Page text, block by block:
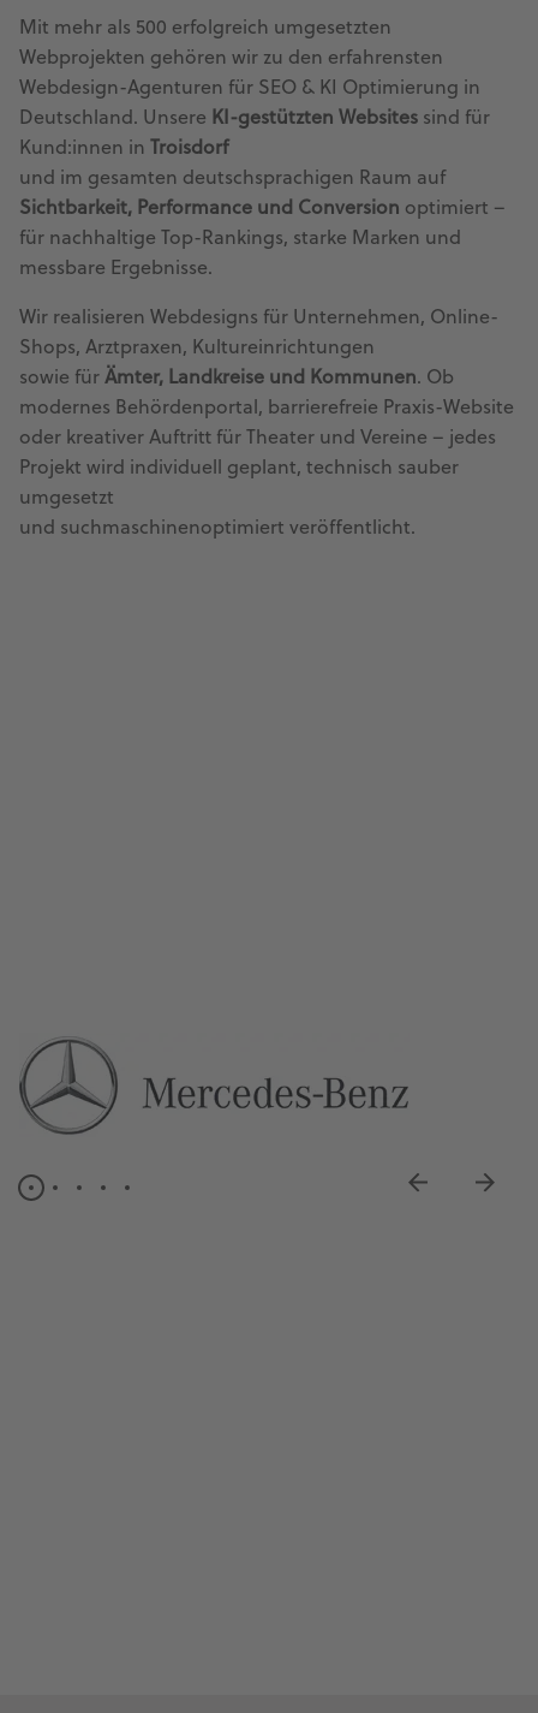
Mit mehr als 500 erfolgreich umgesetzten
Webprojekten gehören wir zu den erfahrensten
Webdesign-Agenturen für SEO & KI Optimierung in
Deutschland. Unsere KI-gestützten Websites sind für
Kund:innen in Troisdorf
und im gesamten deutschsprachigen Raum auf
Sichtbarkeit, Performance und Conversion optimiert –
für nachhaltige Top-Rankings, starke Marken und
messbare Ergebnisse.
Wir realisieren Webdesigns für Unternehmen, Online-
Shops, Arztpraxen, Kultureinrichtungen
sowie für Ämter, Landkreise und Kommunen. Ob
modernes Behördenportal, barrierefreie Praxis-Website
oder kreativer Auftritt für Theater und Vereine – jedes
Projekt wird individuell geplant, technisch sauber
umgesetzt
und suchmaschinenoptimiert veröffentlicht.